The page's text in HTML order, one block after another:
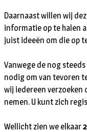
Daarnaast willen wij
informatie op te halen
juist ideeën om die op
Vanwege de nog
nodig om van tevoren
wij iedereen verzoeken
nemen. U kunt zich
Wellicht zien we elkaar